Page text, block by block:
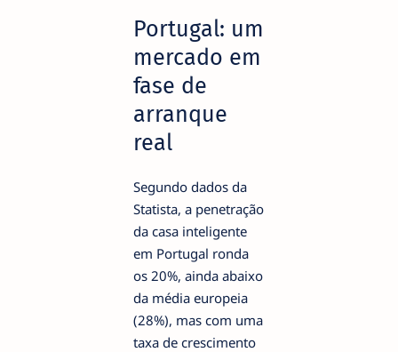
Portugal: um
mercado em
fase de
arranque
real
Segundo dados da
Statista, a penetração
da casa inteligente
em Portugal ronda
os 20%, ainda abaixo
da média europeia
(28%), mas com uma
taxa de crescimento